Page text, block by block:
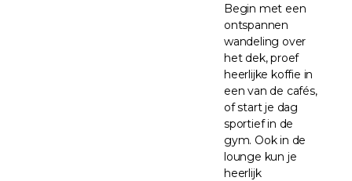
Begin met een
ontspannen
wandeling over
het dek, proef
heerlijke koffie in
een van de cafés,
of start je dag
sportief in de
gym. Ook in de
lounge kun je
heerlijk